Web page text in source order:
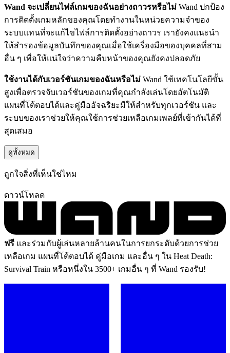
Wand จะเปลี่ยนไฟล์เกมของฉันอย่างถาวรหรือไม่ Wand ปกป้อง
การติดตั้งเกมหลักของคุณโดยทำงานในหน่วยความจำของ
ระบบแทนที่จะแก้ไขไฟล์การติดตั้งอย่างถาวร เรายังคงแนะนำ
ให้สำรองข้อมูลบันทึกของคุณเมื่อใช้เครื่องมือของบุคคลที่สาม
อื่น ๆ เพื่อให้แน่ใจว่าความคืบหน้าของคุณยังคงปลอดภัย
ใช้งานได้กับเวอร์ชันเกมของฉันหรือไม่ Wand ใช้เทคโนโลยีขั้น
สูงเพื่อตรวจจับเวอร์ชันของเกมที่คุณกำลังเล่นโดยอัตโนมัติ
แผนที่โต้ตอบได้และคู่มืออัจฉริยะมีให้สำหรับทุกเวอร์ชัน และ
ระบบของเราช่วยให้คุณใช้การช่วยเหลือเกมเพลย์ที่เข้ากันได้ที่
สุดเสมอ
ดูทั้งหมด
ถูกใจสิ่งที่เห็นใช่ไหม
ดาวน์โหลด
ฟรี และร่วมกับผู้เล่นหลายล้านคนในการยกระดับด้วยการช่วย
เหลือเกม แผนที่โต้ตอบได้ คู่มือเกม และอื่น ๆ ใน Heat Death:
Survival Train หรือหนึ่งใน 3500+ เกมอื่น ๆ ที่ Wand รองรับ!